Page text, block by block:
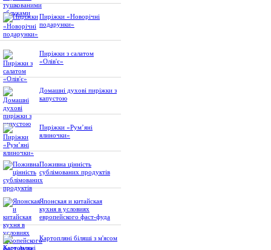
Пиріжки «Новорічні
подарунки»
Пиріжки з салатом
«Олів'є»
Домашні духові пиріжки з
капустою
Пиріжки «Рум’яні
ялиночки»
Поживна цінність
сублімованих продуктів
Японская и китайская
кухня в условиях
европейского фаст-фуда
Картопляні біляші з м'ясом